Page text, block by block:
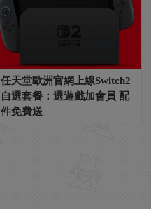
任天堂歐洲官網上線Switch2
自選套餐：選遊戲加會員 配
件免費送